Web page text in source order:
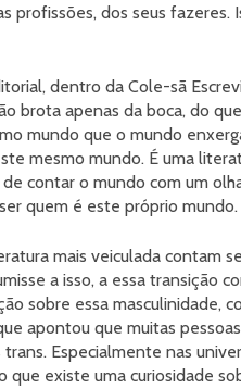
profissões, dos seus
dentro da Cole-sã
brota apenas da boca, do
mundo que o mundo
mesmo mundo. É uma
contar o mundo com um
quem é este próprio mundo.
mais veiculada contam
a isso, a essa transição
sobre essa masculinidade,
apontou que muitas
Especialmente nas
que existe uma curiosidade